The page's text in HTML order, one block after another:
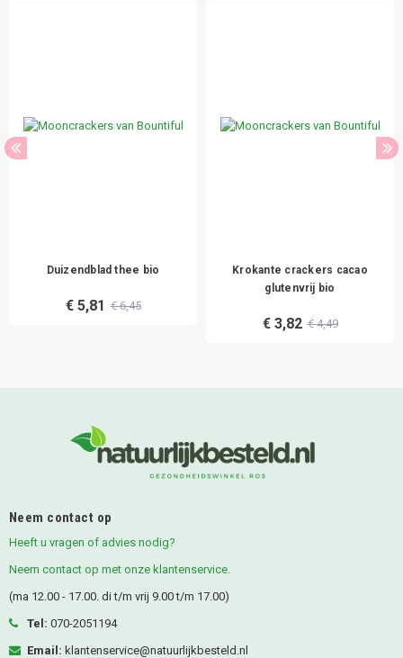
Duizendblad thee bio
€ 5,81 € 6,45
Krokante crackers cacao
glutenvrij bio
€ 3,82 € 4,49
Neem contact op
Heeft u vragen of advies nodig?
Neem contact op met onze klantenservice.
(ma 12.00 - 17.00. di t/m vrij 9.00 t/m 17.00)
Tel: 070-2051194
Email: klantenservice@natuurlijkbesteld.nl